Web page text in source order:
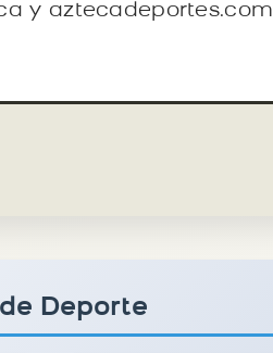
y aztecadeportes.com
Deporte